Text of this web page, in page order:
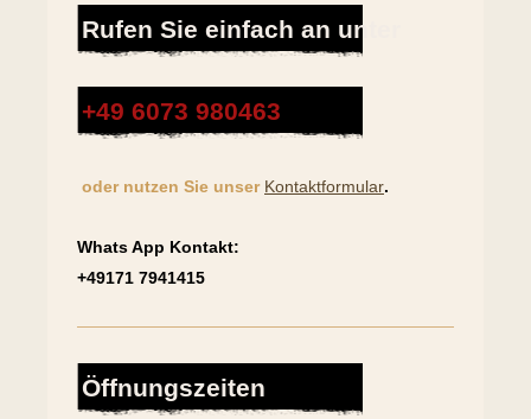
Rufen Sie einfach an unter
+49 6073 980463
oder nutzen Sie unser Kontaktformular.
Whats App Kontakt:
+49171 7941415
Öffnungszeiten